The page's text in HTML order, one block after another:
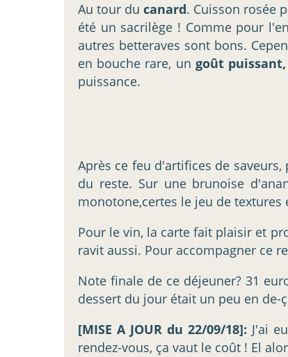
Au tour ducanard. Cuisson rosée
été un sacrilège ! Comme pour
autres betteraves sont bons.
en bouche rare, un goût
puissance.
Après ce feu d'artifices de saveurs,
du reste. Sur une brunoise
monotone,certes le jeu de
Pour le vin, la carte fait plaisir et
ravit aussi. Pour accompagner ce
Note finale de ce déjeuner? 31
dessert du jour était un peu en de-
[MISE A JOUR du 22/09/18]: J'ai
rendez-vous, ça vaut le coût ! El